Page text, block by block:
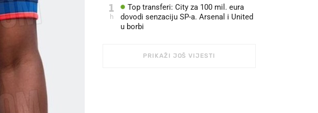
1
h
Top transferi: City za 100 mil. eura
dovodi senzaciju SP-a. Arsenal i United
u borbi
PRIKAŽI JOŠ VIJESTI